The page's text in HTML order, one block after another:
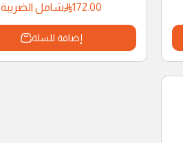
172.00
شامل الضريبة
إضافة للسلة